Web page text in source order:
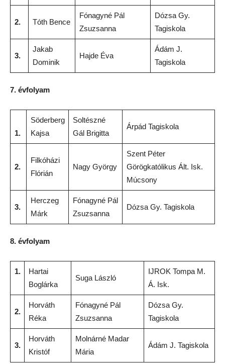
2. Tóth Bence
Fónagyné Pál
Zsuzsanna
Dózsa Gy.
Tagiskola
3.
Jakab
Dominik
Hajde Éva
Ádám J.
Tagiskola
7. évfolyam
1.
Söderberg
Kajsa
Soltészné
Gál Brigitta
Árpád Tagiskola
2.
Filkóházi
Flórián
Nagy György
Szent Péter
Görögkatólikus Ált. Isk.
Múcsony
3.
Herczeg
Márk
Fónagyné Pál
Zsuzsanna
Dózsa Gy. Tagiskola
8. évfolyam
1.
Hartai
Boglárka
Suga László
IJROK Tompa M.
Á. Isk.
2.
Horváth
Réka
Fónagyné Pál
Zsuzsanna
Dózsa Gy.
Tagiskola
3.
Horváth
Kristóf
Molnárné Madar
Mária
Ádám J. Tagiskola